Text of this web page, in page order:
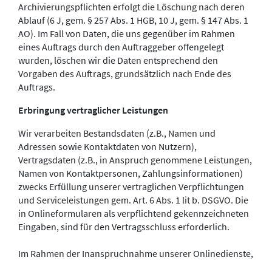
Archivierungspflichten erfolgt die Löschung nach deren
Ablauf (6 J, gem. § 257 Abs. 1 HGB, 10 J, gem. § 147 Abs. 1
AO). Im Fall von Daten, die uns gegenüber im Rahmen
eines Auftrags durch den Auftraggeber offengelegt
wurden, löschen wir die Daten entsprechend den
Vorgaben des Auftrags, grundsätzlich nach Ende des
Auftrags.
Erbringung vertraglicher Leistungen
Wir verarbeiten Bestandsdaten (z.B., Namen und
Adressen sowie Kontaktdaten von Nutzern),
Vertragsdaten (z.B., in Anspruch genommene Leistungen,
Namen von Kontaktpersonen, Zahlungsinformationen)
zwecks Erfüllung unserer vertraglichen Verpflichtungen
und Serviceleistungen gem. Art. 6 Abs. 1 lit b. DSGVO. Die
in Onlineformularen als verpflichtend gekennzeichneten
Eingaben, sind für den Vertragsschluss erforderlich.
Im Rahmen der Inanspruchnahme unserer Onlinedienste,